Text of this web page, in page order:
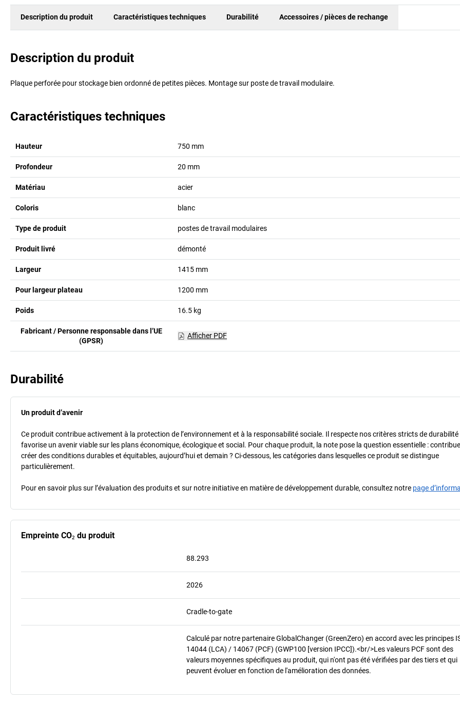
Description du produit Caractéristiques techniques Durabilité Accessoires / pièces de rechange
Description du produit
Plaque perforée pour stockage bien ordonné de petites pièces. Montage sur poste de travail modulaire.
Caractéristiques techniques
Hauteur 750 mm
Profondeur 20 mm
Matériau acier
Coloris blanc
Type de produit postes de travail modulaires
Produit livré démonté
Largeur 1415 mm
Pour largeur plateau 1200 mm
Poids 16.5 kg
Fabricant / Personne responsable dans l’UE
(GPSR)
Afficher PDF
Durabilité
Un produit d’avenir
Ce produit contribue activement à la protection de l’environnement et à la responsabilité sociale. Il respecte nos critères stricts de durabilité
favorise un avenir viable sur les plans économique, écologique et social. Pour chaque produit, la note pose la question essentielle :
créer des conditions durables et équitables, aujourd’hui et demain ? Ci-dessous, les catégories dans lesquelles ce produit se distingue
particulièrement.
Pour en savoir plus sur l’évaluation des produits et sur notre initiative en matière de développement durable, consultez notre page
Empreinte CO₂ du produit
88.293
2026
Cradle-to-gate
Calculé par notre partenaire GlobalChanger (GreenZero) en accord avec les principes
14044 (LCA) / 14067 (PCF) (GWP100 [version IPCC]).<br/>Les valeurs PCF sont des
valeurs moyennes spécifiques au produit, qui n'ont pas été vérifiées par des tiers et qui
peuvent évoluer en fonction de l'amélioration des données.